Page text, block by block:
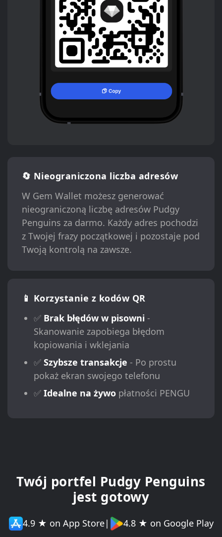
🔄 Nieograniczona liczba adresów
W Gem Wallet możesz generować
nieograniczoną liczbę adresów Pudgy
Penguins za darmo. Każdy adres pochodzi
z Twojej frazy początkowej i pozostaje pod
Twoją kontrolą na zawsze.
📱 Korzystanie z kodów QR
✅ Brak błędów w pisowni -
Skanowanie zapobiega błędom
kopiowania i wklejania
✅ Szybsze transakcje - Po prostu
pokaż ekran swojego telefonu
✅ Idealne na żywopłatności PENGU
Twój portfel Pudgy Penguins
jest gotowy
4.9 ★ on App Store| 4.8 ★ on Google Play